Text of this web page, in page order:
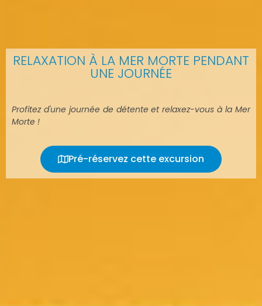
RELAXATION À LA MER MORTE PENDANT
UNE JOURNÉE
Profitez d'une journée de détente et relaxez-vous à la Mer
Morte !
Pré-réservez cette excursion